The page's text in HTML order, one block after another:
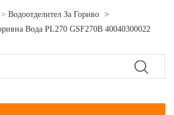
> Водоотделител За Гориво >
Вода PL270 GSF270B 40040300022